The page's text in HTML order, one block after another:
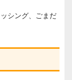
シング、ごまだ